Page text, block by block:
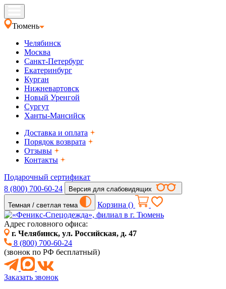
Тюмень
Челябинск
Москва
Санкт-Петербург
Екатеринбург
Курган
Нижневартовск
Новый Уренгой
Сургут
Ханты-Мансийск
Доставка и оплата
Порядок возврата
Отзывы
Контакты
Подарочный сертификат
8 (800) 700-60-24
Версия для слабовидящих
Темная / светлая тема Корзина ()
Адрес головного офиса:
г. Челябинск, ул. Российская, д. 47
8 (800) 700-60-24
(звонок по РФ бесплатный)
Заказать звонок